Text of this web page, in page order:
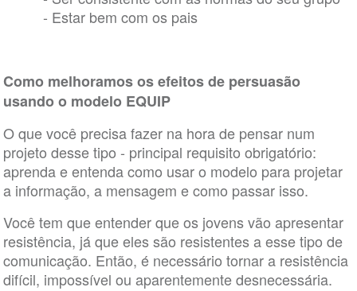
- Estar bem com os pais
Como melhoramos os efeitos de persuasão
usando o modelo EQUIP
O que você precisa fazer na hora de pensar num
projeto desse tipo - principal requisito obrigatório:
aprenda e entenda como usar o modelo para projetar
a informação, a mensagem e como passar isso.
Você tem que entender que os jovens vão apresentar
resistência, já que eles são resistentes a esse tipo de
comunicação. Então, é necessário tornar a resistência
difícil, impossível ou aparentemente desnecessária.